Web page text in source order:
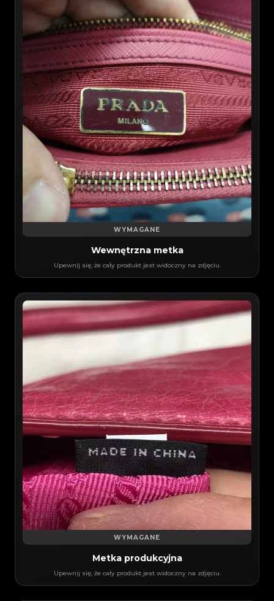
WYMAGANE
Wewnętrzna metka
Upewnij się, że cały produkt jest widoczny na zdjęciu.
WYMAGANE
Metka produkcyjna
Upewnij się, że cały produkt jest widoczny na zdjęciu.